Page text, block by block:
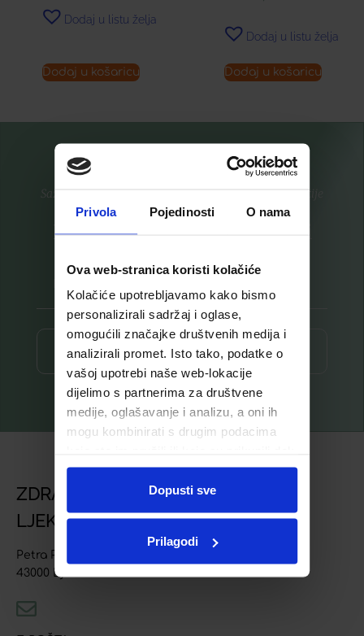
Privola Pojedinosti O nama
Ova web-stranica koristi kolačiće
Kolačiće upotrebljavamo kako bismo
personalizirali sadržaj i oglase,
omogućili značajke društvenih medija i
analizirali promet. Isto tako, podatke o
vašoj upotrebi naše web-lokacije
dijelimo s partnerima za društvene
medije, oglašavanje i analizu, a oni ih
mogu kombinirati s drugim podacima
ste upotrebljavali njihove usluge.
Dopusti sve
Prilagodi
Dodaj u listu želja
Dodaj u košaricu
Dodaj u listu želja
Dodaj u košaricu
Saznajte prvi za nove proizvode i ekskluzivne promocije
Prijavite se na listu za novosti
Prijava ⟶
ZDRAVSTVENA USTANOVA
LJEKARNA BJELOVAR
Petra Preradovića 4
43000 Bjelovar